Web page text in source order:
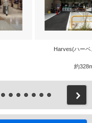
Harves(ハー
約